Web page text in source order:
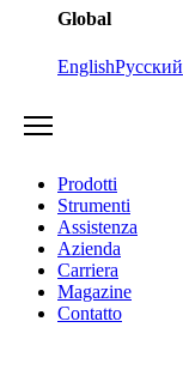
Global
EnglishРусский
Prodotti
Strumenti
Assistenza
Azienda
Carriera
Magazine
Contatto